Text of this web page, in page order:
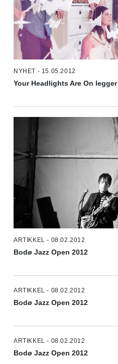
NYHET - 15.05.2012
Your Headlights Are On
ARTIKKEL - 08.02.2012
Bodø Jazz Open 2012
ARTIKKEL - 08.02.2012
Bodø Jazz Open 2012
ARTIKKEL - 08.02.2012
Bodø Jazz Open 2012